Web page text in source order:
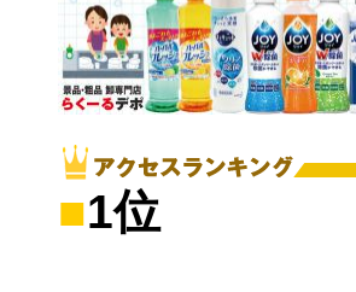
■1位